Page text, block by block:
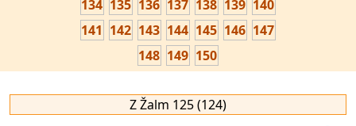
134 135 136 137 138 139 140
141 142 143 144 145 146 147
148 149 150
Z Žalm 125 (124)